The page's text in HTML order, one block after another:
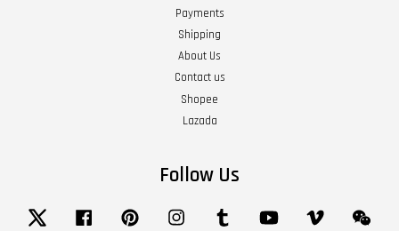
Payments
Shipping
About Us
Contact us
Shopee
Lazada
Follow Us
Twitter Facebook Pinterest Instagram Tumblr YouTube Vimeo